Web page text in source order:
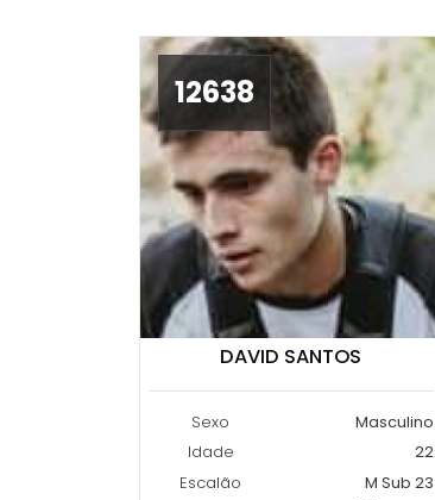
12638
DAVID SANTOS
Sexo
Masculino
Idade
22
Escalão
M Sub 23